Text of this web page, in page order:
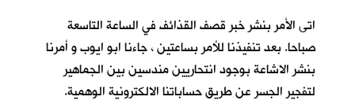
اتى الأمر بنشر خبر قصف القذائف في الساعة التاسعة
صباحا. بعد تنفيذنا للأمر بساعتين ، جاءنا ابو ايوب و أمرنا
بنشر الاشاعة بوجود انتحاريين مندسين بين الجماهير
لتفجير الجسر عن طريق حساباتنا الالكترونية الوهمية.